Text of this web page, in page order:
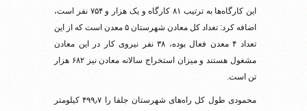
این کارگاه‌ها به ترتیب ۸۱ کارگاه و یک هزار و ۷۵۴ نفر است،
اضافه کرد: تعداد کل معادن شهرستان ۵ معدن است که از این
تعداد ۴ معدن فعال بوده، ۳۸ نفر نیروی کار در این معادن
مشغول هستند و میزان استخراج سالانه معادن نیز ۶۸۲ هزار
تن است.
محمودی طول‌ کل راه‌های شهرستان جلفا را ۴۹۹٫۷ کیلومتر